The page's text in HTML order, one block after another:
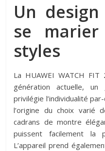
Un
se
styles
La HUAWEI WATCH
génération actuelle, un
privilégie l’individualité
l’origine du choix varié
cadrans de montre
puissent facilement la
L’appareil prend